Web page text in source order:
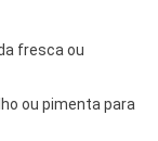
fresca ou
ou pimenta para